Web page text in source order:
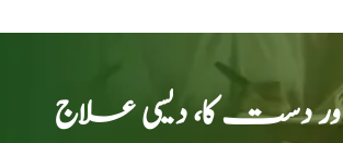
دست کا، دیسی علاج